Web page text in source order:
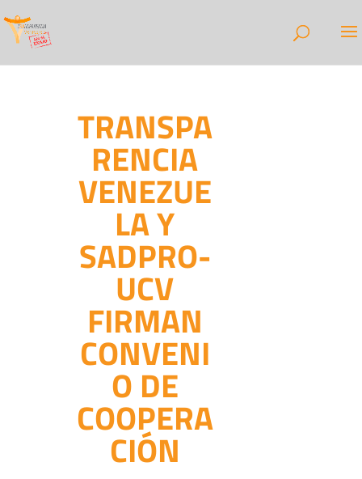
TRANSPA
RENCIA
VENEZUE
LA Y
SADPRO-
UCV
FIRMAN
CONVENI
O DE
COOPERA
CIÓN